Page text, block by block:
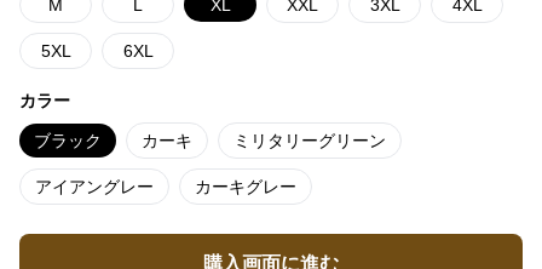
M L XL XXL 3XL 4XL
5XL 6XL
カラー
ブラック カーキ ミリタリーグリーン
アイアングレー カーキグレー
購入画面に進む